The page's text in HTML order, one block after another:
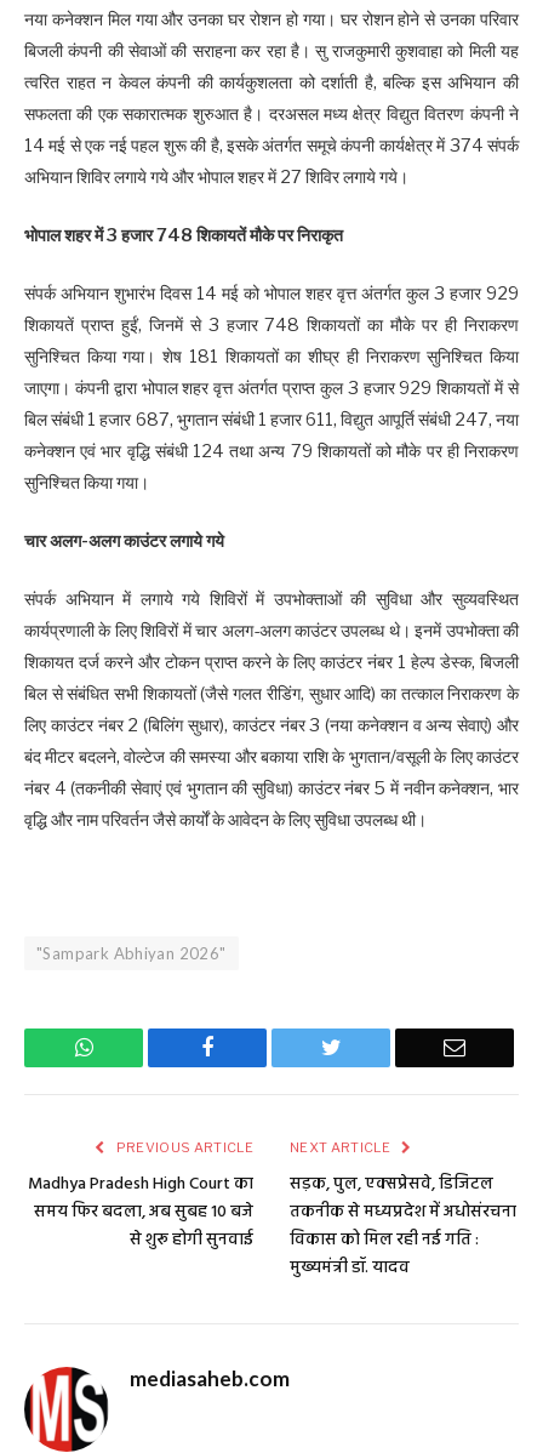
नया कनेक्शन मिल गया और उनका घर रोशन हो गया। घर रोशन होने से उनका परिवार
बिजली कंपनी की सेवाओं की सराहना कर रहा है। सु राजकुमारी कुशवाहा को मिली यह
त्वरित राहत न केवल कंपनी की कार्यकुशलता को दर्शाती है, बल्कि इस अभियान की
सफलता की एक सकारात्मक शुरुआत है। दरअसल मध्य क्षेत्र विद्युत वितरण कंपनी ने
14 मई से एक नई पहल शुरू की है, इसके अंतर्गत समूचे कंपनी कार्यक्षेत्र में 374 संपर्क
अभियान शिविर लगाये गये और भोपाल शहर में 27 शिविर लगाये गये।
भोपाल शहर में 3 हजार 748 शिकायतें मौके पर निराकृत
संपर्क अभियान शुभारंभ दिवस 14 मई को भोपाल शहर वृत्त अंतर्गत कुल 3 हजार 929
शिकायतें प्राप्त हुईं, जिनमें से 3 हजार 748 शिकायतों का मौके पर ही निराकरण
सुनिश्चित किया गया। शेष 181 शिकायतों का शीघ्र ही निराकरण सुनिश्चित किया
जाएगा। कंपनी द्वारा भोपाल शहर वृत्त अंतर्गत प्राप्त कुल 3 हजार 929 शिकायतों में से
बिल संबंधी 1 हजार 687, भुगतान संबंधी 1 हजार 611, विद्युत आपूर्ति संबंधी 247, नया
कनेक्शन एवं भार वृद्धि संबंधी 124 तथा अन्य 79 शिकायतों को मौके पर ही निराकरण
सुनिश्चित किया गया।
चार अलग-अलग काउंटर लगाये गये
संपर्क अभियान में लगाये गये शिविरों में उपभोक्ताओं की सुविधा और सुव्यवस्थित
कार्यप्रणाली के लिए शिविरों में चार अलग-अलग काउंटर उपलब्ध थे। इनमें उपभोक्ता की
शिकायत दर्ज करने और टोकन प्राप्त करने के लिए काउंटर नंबर 1 हेल्प डेस्क, बिजली
बिल से संबंधित सभी शिकायतों (जैसे गलत रीडिंग, सुधार आदि) का तत्काल निराकरण के
लिए काउंटर नंबर 2 (बिलिंग सुधार), काउंटर नंबर 3 (नया कनेक्शन व अन्य सेवाएं) और
बंद मीटर बदलने, वोल्टेज की समस्या और बकाया राशि के भुगतान/वसूली के लिए काउंटर
नंबर 4 (तकनीकी सेवाएं एवं भुगतान की सुविधा) काउंटर नंबर 5 में नवीन कनेक्शन, भार
वृद्धि और नाम परिवर्तन जैसे कार्यों के आवेदन के लिए सुविधा उपलब्ध थी।
"Sampark Abhiyan 2026"
WhatsApp Facebook Twitter Email
PREVIOUS ARTICLE
Madhya Pradesh High Court का
समय फिर बदला, अब सुबह 10 बजे
से शुरू होगी सुनवाई
NEXT ARTICLE
सड़क, पुल, एक्सप्रेसवे, डिजिटल
तकनीक से मध्यप्रदेश में अधोसंरचना
विकास को मिल रही नई गति :
मुख्यमंत्री डॉ. यादव
mediasaheb.com